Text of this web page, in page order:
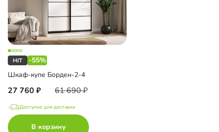
-55%
Шкаф-купе Борден-2-4
27 760 61 690
Доступно для доставки
В корзину